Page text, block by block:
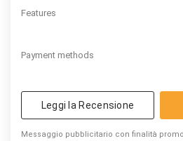
Features
Payment methods
Leggi la Recensione
Messaggio pubblicitario con finalità